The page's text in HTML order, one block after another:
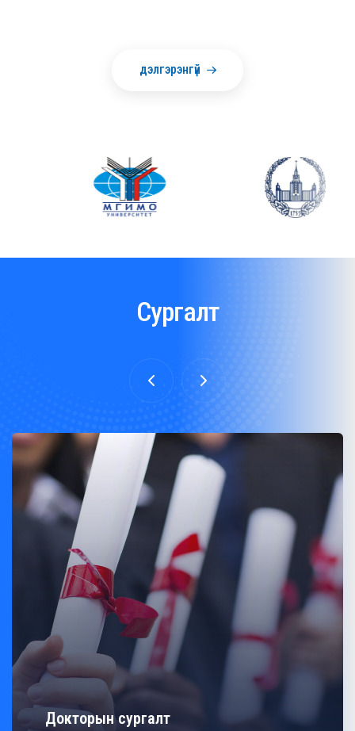
дэлгэрэнгүй
Сургалт
Докторын сургалт